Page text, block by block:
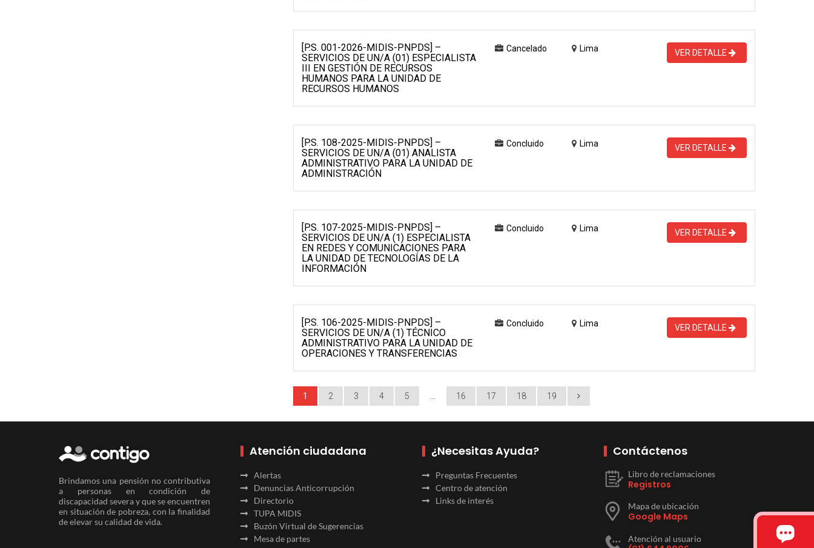
[P.S. 001-2026-MIDIS-PNPDS] –
SERVICIOS DE UN/A (01) ESPECIALISTA
III EN GESTIÓN DE RECURSOS
HUMANOS PARA LA UNIDAD DE
RECURSOS HUMANOS
Cancelado Lima VER DETALLE
[P.S. 108-2025-MIDIS-PNPDS] –
SERVICIOS DE UN/A (01) ANALISTA
ADMINISTRATIVO PARA LA UNIDAD DE
ADMINISTRACIÓN
Concluido Lima VER DETALLE
[P.S. 107-2025-MIDIS-PNPDS] –
SERVICIOS DE UN/A (1) ESPECIALISTA
EN REDES Y COMUNICACIONES PARA
LA UNIDAD DE TECNOLOGÍAS DE LA
INFORMACIÓN
Concluido Lima VER DETALLE
[P.S. 106-2025-MIDIS-PNPDS] –
SERVICIOS DE UN/A (1) TÉCNICO
ADMINISTRATIVO PARA LA UNIDAD DE
OPERACIONES Y TRANSFERENCIAS
Concluido Lima VER DETALLE
1 2 3 4 5 16 17 18 19
Brindamos una pensión no contributiva
a personas en condición de
discapacidad severa y que se encuentren
en situación de pobreza, con la finalidad
de elevar su calidad de vida.
Atención ciudadana
Alertas
Denuncias Anticorrupción
Directorio
TUPA MIDIS
Buzón Virtual de Sugerencias
Mesa de partes
¿Necesitas Ayuda?
Preguntas Frecuentes
Centro de atención
Links de interés
Contáctenos
Libro de reclamaciones
Registros
Mapa de ubicación
Google Maps
Atención al usuario